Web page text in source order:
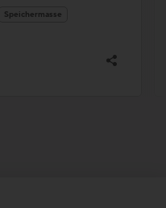
Speichermasse